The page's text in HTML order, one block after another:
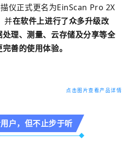
仪正式更名为EinScan Pro 2X
并在软件上进行了众多升级改
理、测量、云存储及分享等全
善的使用体验。
点击图片查看产品详情
户，但不止步于听